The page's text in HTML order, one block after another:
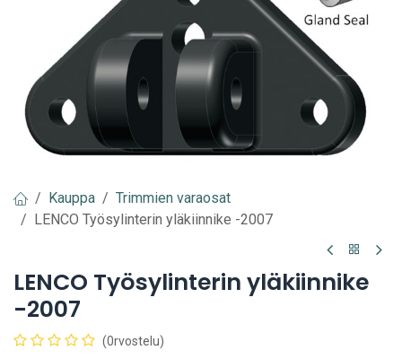
Kauppa
Trimmien varaosat
LENCO Työsylinterin yläkiinnike -2007
LENCO Työsylinterin yläkiinnike
-2007
(0rvostelu)